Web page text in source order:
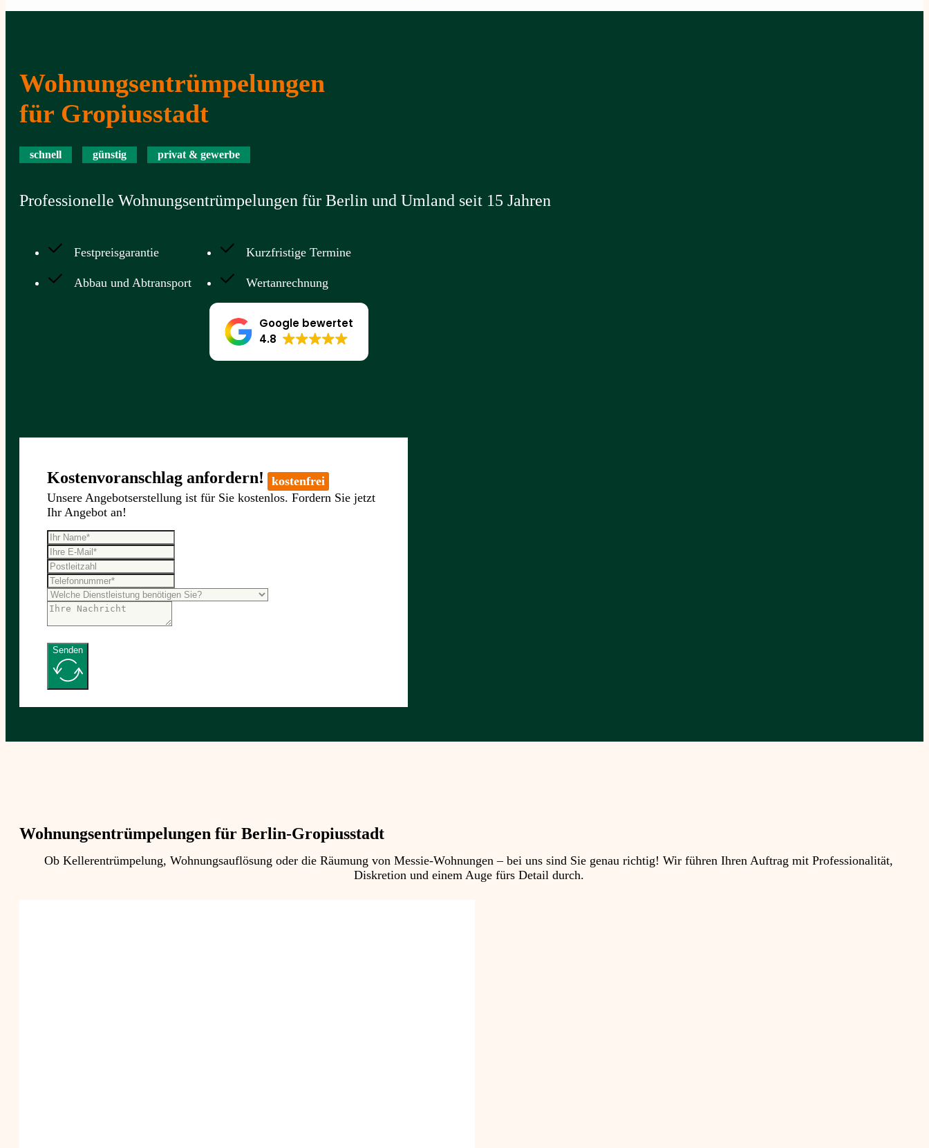
Wohnungsentrümpelungen
für Gropiusstadt
schnell günstig privat & gewerbe
Professionelle Wohnungsentrümpelungen für Berlin und Umland seit 15 Jahren
Festpreisgarantie
Abbau und Abtransport
Kurzfristige Termine
Wertanrechnung
Google bewertet
4.8
Kostenvoranschlag anfordern!
kostenfrei
Unsere Angebotserstellung ist für Sie kostenlos. Fordern Sie jetzt
Ihr Angebot an!
Senden
Wohnungsentrümpelungen für Berlin-Gropiusstadt
Ob Kellerentrümpelung, Wohnungsauflösung oder die Räumung von Messie-Wohnungen – bei uns sind Sie genau richtig! Wir führen Ihren Auftrag mit Professionalität,
Diskretion und einem Auge fürs Detail durch.